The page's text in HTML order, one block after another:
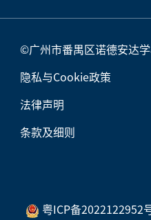
©广州市番禺区诺德安达
隐私与Cookie政策
法律声明
条款及细则
粤ICP备2022122952